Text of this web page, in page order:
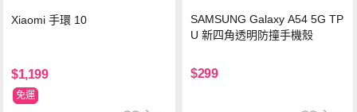
Xiaomi 手環 10
$1,199
免運
SAMSUNG Galaxy A54 5G TP
U 新四角透明防撞手機殼
$299